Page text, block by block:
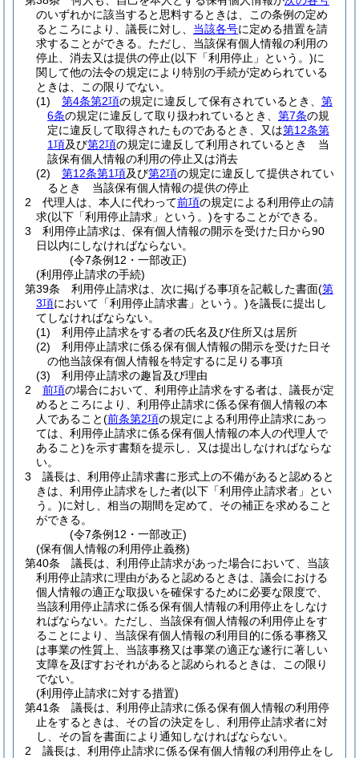
のいずれかに該当すると思料するときは、この条例の定め
るところにより、議長に対し、 当該各号に定める措置を請
求することができる。 ただし、当該保有個人情報の利用の
停止、消去又は提供の停止(以下「利用停止」という。)に
関して他の法令の規定により特別の手続が定められている
ときは、この限りでない。
(1)
第4条第2項の規定に違反して保有されているとき、 第
6条の規定に違反して取り扱われているとき、 第7条の規
定に違反して取得されたものであるとき、又は第12条第
1項及び第2項の規定に違反して利用されているとき 当
該保有個人情報の利用の停止又は消去
(2)
第12条第1項及び第2項の規定に違反して提供されてい
るとき 当該保有個人情報の提供の停止
2
代理人は、本人に代わって前項の規定による利用停止の請
求(以下「利用停止請求」という。)をすることができる。
3
利用停止請求は、保有個人情報の開示を受けた日から90
日以内にしなければならない。
(令7条例12・一部改正)
(利用停止請求の手続)
第39条
利用停止請求は、次に掲げる事項を記載した書面(第
3項において「利用停止請求書」という。)を議長に提出し
てしなければならない。
(1)
利用停止請求をする者の氏名及び住所又は居所
(2)
利用停止請求に係る保有個人情報の開示を受けた日そ
の他当該保有個人情報を特定するに足りる事項
(3)
利用停止請求の趣旨及び理由
2
前項の場合において、利用停止請求をする者は、議長が定
めるところにより、利用停止請求に係る保有個人情報の本
人であること(前条第2項の規定による利用停止請求にあっ
ては、利用停止請求に係る保有個人情報の本人の代理人で
あること)を示す書類を提示し、又は提出しなければならな
い。
3
議長は、利用停止請求書に形式上の不備があると認めると
きは、利用停止請求をした者(以下「利用停止請求者」とい
う。)に対し、相当の期間を定めて、その補正を求めること
ができる。
(令7条例12・一部改正)
(保有個人情報の利用停止義務)
第40条
議長は、利用停止請求があった場合において、当該
利用停止請求に理由があると認めるときは、議会における
個人情報の適正な取扱いを確保するために必要な限度で、
当該利用停止請求に係る保有個人情報の利用停止をしなけ
ればならない。 ただし、当該保有個人情報の利用停止をす
ることにより、当該保有個人情報の利用目的に係る事務又
は事業の性質上、当該事務又は事業の適正な遂行に著しい
支障を及ぼすおそれがあると認められるときは、この限り
でない。
(利用停止請求に対する措置)
第41条
議長は、利用停止請求に係る保有個人情報の利用停
止をするときは、その旨の決定をし、利用停止請求者に対
し、その旨を書面により通知しなければならない。
2
議長は、利用停止請求に係る保有個人情報の利用停止をし